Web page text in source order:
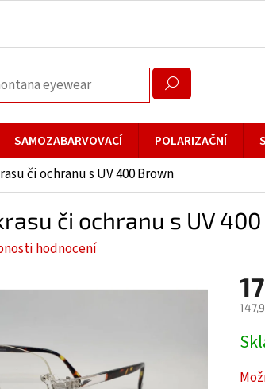
SAMOZABARVOVACÍ POLARIZAČNÍ
či ochranu s UV 400 Brown
či ochranu s UV
hodnocení